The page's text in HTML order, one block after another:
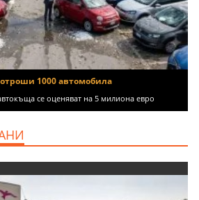
1000 автомобила
се оценяват на 5 милиона евро